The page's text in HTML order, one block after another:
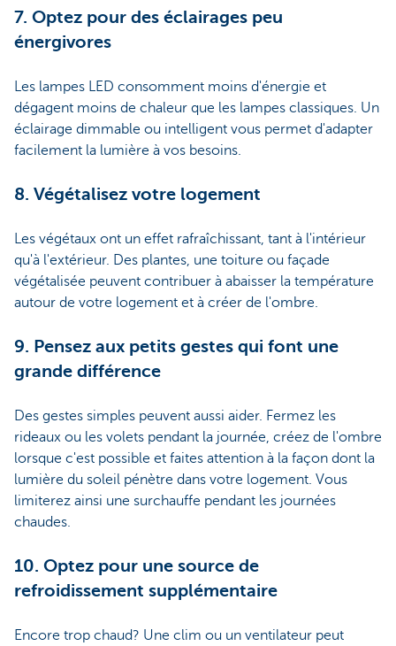
7. Optez pour des éclairages peu
énergivores
Les lampes LED consomment moins d'énergie et
dégagent moins de chaleur que les lampes classiques. Un
éclairage dimmable ou intelligent vous permet d'adapter
facilement la lumière à vos besoins.
8. Végétalisez votre logement
Les végétaux ont un effet rafraîchissant, tant à l'intérieur
qu'à l'extérieur. Des plantes, une toiture ou façade
végétalisée peuvent contribuer à abaisser la température
autour de votre logement et à créer de l'ombre.
9. Pensez aux petits gestes qui font une
grande différence
Des gestes simples peuvent aussi aider. Fermez les
rideaux ou les volets pendant la journée, créez de l'ombre
lorsque c'est possible et faites attention à la façon dont la
lumière du soleil pénètre dans votre logement. Vous
limiterez ainsi une surchauffe pendant les journées
chaudes.
10. Optez pour une source de
refroidissement supplémentaire
Encore trop chaud? Une clim ou un ventilateur peut